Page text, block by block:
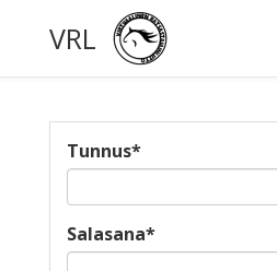
VRL
Tunnus*
Salasana*